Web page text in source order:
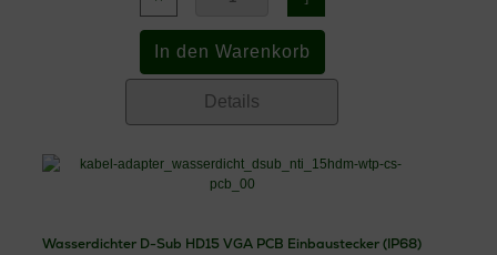
Details
Wasserdichter D-Sub HD15 VGA PCB Einbaustecker (IP68)